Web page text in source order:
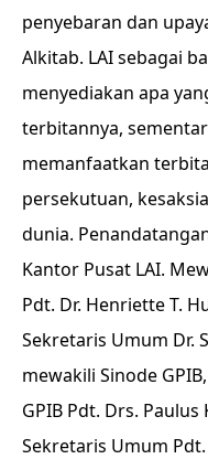
penyebaran dan
Alkitab. LAI sebagai
menyediakan apa
terbitannya,
memanfaatkan
persekutuan,
dunia.
Kantor Pusat LAI.
Pdt. Dr. Henriette T.
Sekretaris Umum Dr.
mewakili Sinode
GPIB Pdt. Drs.
Sekretaris Umum